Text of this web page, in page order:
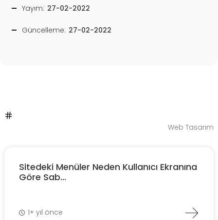
Yayım: 27-02-2022
Güncelleme: 27-02-2022
Web Tasarım
Sitedeki Menüler Neden Kullanıcı Ekranına
Göre Sab...
1+ yıl önce